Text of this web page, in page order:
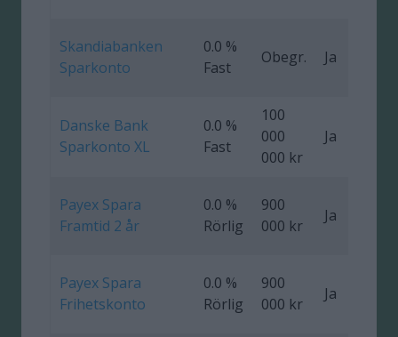
Skandiabanken
Sparkonto
0.0 %
Fast
Obegr. Ja
Danske Bank
Sparkonto XL
0.0 %
Fast
100
000
000 kr
Ja
Payex Spara
Framtid 2 år
0.0 %
Rörlig
900
000 kr
Ja
Payex Spara
Frihetskonto
0.0 %
Rörlig
900
000 kr
Ja